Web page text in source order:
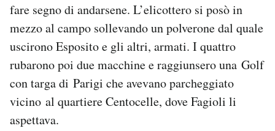
fare segno di andarsene. L’elicottero si posò in
mezzo al campo sollevando un polverone dal quale
uscirono Esposito e gli altri, armati. I quattro
rubarono poi due macchine e raggiunsero una Golf
con targa di Parigi che avevano parcheggiato
vicino al quartiere Centocelle, dove Fagioli li
aspettava.